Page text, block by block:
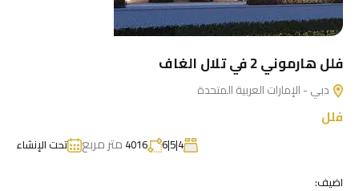
فلل هارموني 2 في تلال الغاف
دبي - الإمارات العربية المتحدة
فلل
4|5|6
4016 متر مربع
تحت الإنشاء
اضيف: